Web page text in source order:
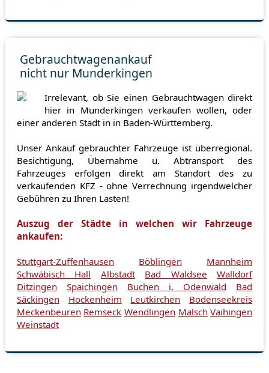
Gebrauchtwagenankauf
nicht nur Munderkingen
Irrelevant, ob Sie einen Gebrauchtwagen direkt
hier in Munderkingen verkaufen wollen, oder
einer anderen Stadt in in Baden-Württemberg.
Unser Ankauf gebrauchter Fahrzeuge ist überregional.
Besichtigung, Übernahme u. Abtransport des
Fahrzeuges erfolgen direkt am Standort des zu
verkaufenden KFZ - ohne Verrechnung irgendwelcher
Gebühren zu Ihren Lasten!
Auszug der Städte in welchen wir Fahrzeuge
ankaufen:
Stuttgart-Zuffenhausen Böblingen
Mannheim
Schwäbisch Hall
Albstadt Bad Waldsee
Walldorf
Ditzingen
Spaichingen Buchen i. Odenwald
Bad
Säckingen
Hockenheim Leutkirchen
Bodenseekreis
Meckenbeuren Remseck Wendlingen Malsch Vaihingen
Weinstadt